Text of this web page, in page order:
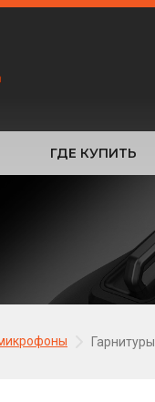
ГДЕ КУПИТЬ
Гарнитуры